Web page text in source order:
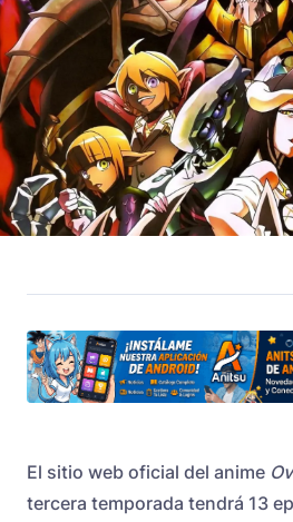
El sitio web oficial del anime
tercera temporada tendrá 13